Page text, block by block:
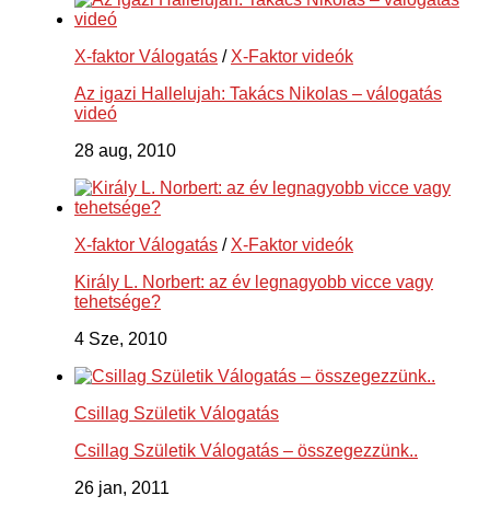
X-faktor Válogatás / X-Faktor videók
Az igazi Hallelujah: Takács Nikolas – válogatás
videó
28 aug, 2010
X-faktor Válogatás / X-Faktor videók
Király L. Norbert: az év legnagyobb vicce vagy
tehetsége?
4 Sze, 2010
Csillag Születik Válogatás
Csillag Születik Válogatás – összegezzünk..
26 jan, 2011